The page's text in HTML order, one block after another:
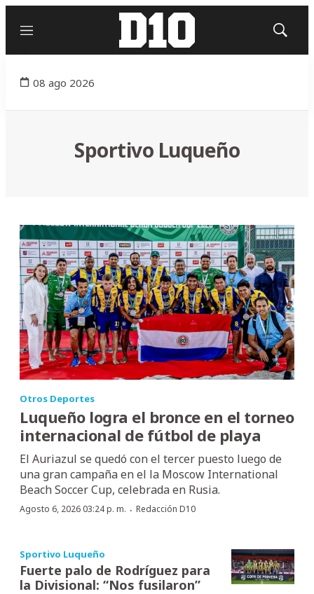
Menú
Mostrar
08 ago 2026
Sportivo Luqueño
Otros Deportes
Luqueño logra el bronce en el torneo
internacional de fútbol de playa
El Auriazul se quedó con el tercer puesto luego de
una gran campaña en el la Moscow International
Beach Soccer Cup, celebrada en Rusia.
Agosto 6, 2026 03:24 p. m. · Redacción D10
Sportivo Luqueño
Fuerte palo de Rodríguez para
la Divisional: “Nos fusilaron”